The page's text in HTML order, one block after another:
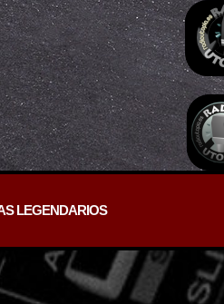
LEGENDARIOS